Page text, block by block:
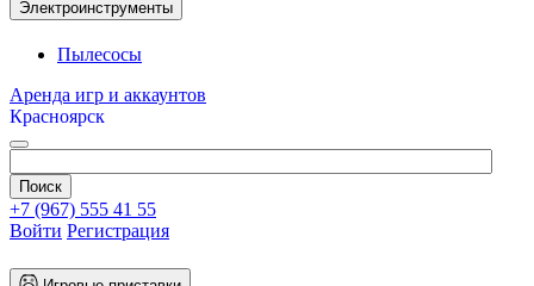
Электроинструменты
Пылесосы
Аренда игр и аккаунтов
Красноярск
+7 (967) 555 41 55
Войти Регистрация